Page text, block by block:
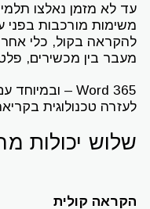
עד לא מזמן נאלצו
משימות מורכבות
להקראה בקול, כלי
מעבר בין מכשירים,
לעזרה טכנולוגית
שלוש יכולות
הקראה קולית